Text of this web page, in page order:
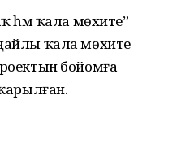
һәм ҡала мөхите”
ҡала мөхите
бойомға